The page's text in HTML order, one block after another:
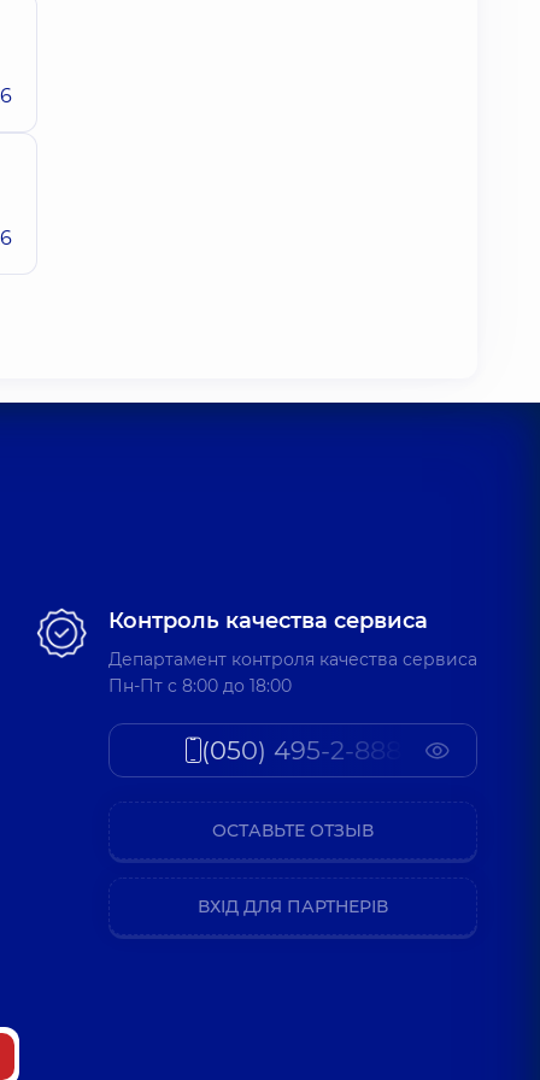
Контроль качества сервиса
Департамент контроля качества сервиса
Пн-Пт c 8:00 до 18:00
(050) 495-2-888
ОСТАВЬТЕ ОТЗЫВ
ВХІД ДЛЯ ПАРТНЕРІВ